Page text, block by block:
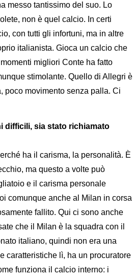
messo tantissimo del suo. Lo
non è quel calcio. In certi
con tutti gli infortuni, ma in altre
italianista. Gioca un calcio che
migliori Conte ha fatto
stimolante. Quello di Allegri è
poco movimento senza palla. Ci
difficili, sia stato richiamato
ha il carisma, la personalità. È
ma questo a volte può
e il carisma personale
comunque anche al Milan in corsa
fallito. Qui ci sono anche
che il Milan è la squadra con il
italiano, quindi non era una
caratteristiche lì, ha un procuratore
funziona il calcio interno: i